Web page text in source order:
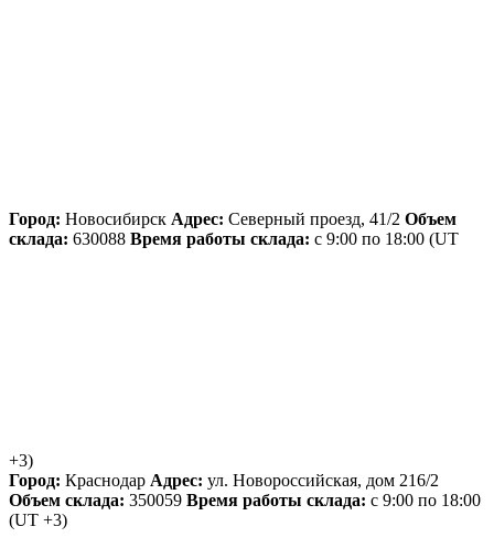
Город: Новосибирск Адрес: Северный проезд, 41/2 Объем
склада: 630088 Время работы склада: с 9:00 по 18:00 (UT
+3)
Город: Краснодар Адрес: ул. Новороссийская, дом 216/2
Объем склада: 350059 Время работы склада: с 9:00 по 18:00
(UT +3)